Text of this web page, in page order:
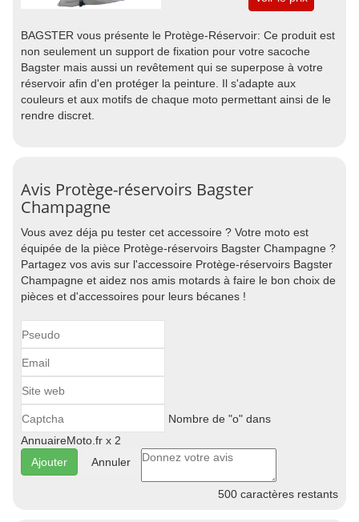
BAGSTER vous présente le Protège-Réservoir: Ce produit est
non seulement un support de fixation pour votre sacoche
Bagster mais aussi un revêtement qui se superpose à votre
réservoir afin d'en protéger la peinture. Il s'adapte aux
couleurs et aux motifs de chaque moto permettant ainsi de le
rendre discret.
Avis Protège-réservoirs Bagster
Champagne
Vous avez déja pu tester cet accessoire ? Votre moto est
équipée de la pièce Protège-réservoirs Bagster Champagne ?
Partagez vos avis sur l'accessoire Protège-réservoirs Bagster
Champagne et aidez nos amis motards à faire le bon choix de
pièces et d'accessoires pour leurs bécanes !
Nombre de "o" dans
AnnuaireMoto.fr x 2
Annuler
500 caractères restants